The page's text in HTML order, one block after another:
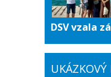
DSV vzala